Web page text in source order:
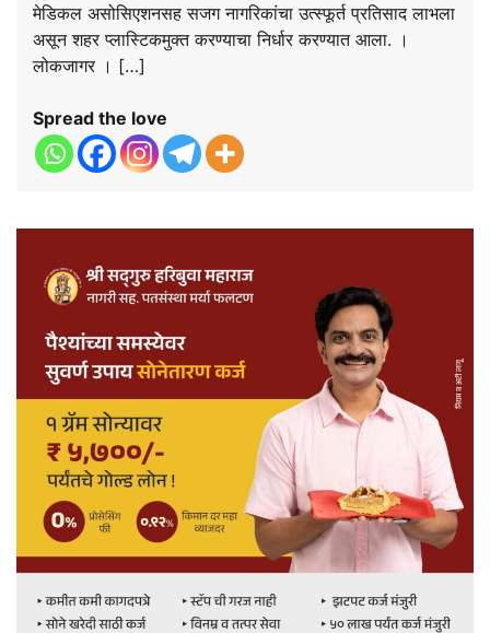
मेडिकल असोसिएशनसह सजग नागरिकांचा उत्स्फूर्त प्रतिसाद लाभला
असून शहर प्लास्टिकमुक्त करण्याचा निर्धार करण्यात आला. ।
लोकजागर । […]
Spread the love